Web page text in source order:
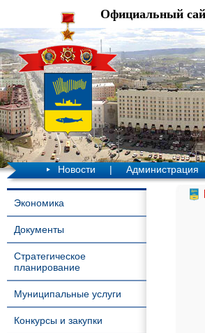
Официальный
Новости | Администрация
Экономика
Документы
Стратегическое
планирование
Муниципальные услуги
Конкурсы и закупки